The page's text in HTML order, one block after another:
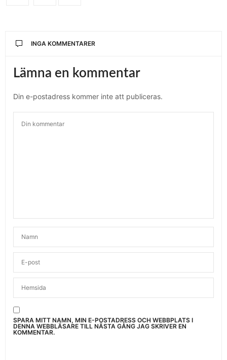
INGA KOMMENTARER
Lämna en kommentar
Din e-postadress kommer inte att publiceras.
SPARA MITT NAMN, MIN E-POSTADRESS OCH WEBBPLATS I
DENNA WEBBLÄSARE TILL NÄSTA GÅNG JAG SKRIVER EN
KOMMENTAR.